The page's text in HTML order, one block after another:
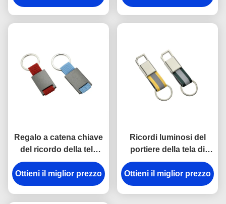
del supporto ha inciso
trapezio
Regalo a catena chiave
del ricordo della tela
dell'incisione laser del
supporto del metallo di
rettangolo
Ottieni il miglior prezzo
Ricordi luminosi del
portiere della tela di
spessore dei
portachiavi a anello
9mm del gancio della
Ottieni il miglior prezzo